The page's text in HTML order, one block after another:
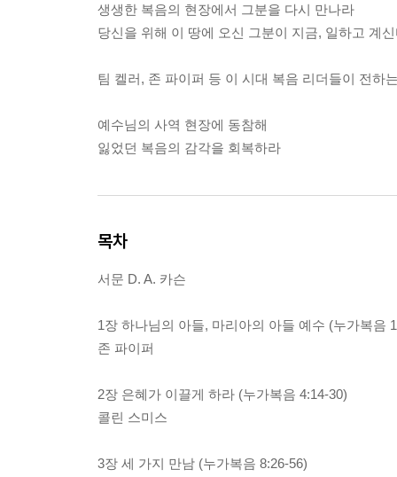
생생한 복음의 현장에서 그분을 다시 만나라
당신을 위해 이 땅에 오신 그분이 지금, 일하고 계
팀 켈러, 존 파이퍼 등 이 시대 복음 리더들이 전하
예수님의 사역 현장에 동참해
잃었던 복음의 감각을 회복하라
목차
서문 D. A. 카슨
1장 하나님의 아들, 마리아의 아들 예수 (누가복음
존 파이퍼
2장 은혜가 이끌게 하라 (누가복음 4:14-30)
콜린 스미스
3장 세 가지 만남 (누가복음 8:26-56)